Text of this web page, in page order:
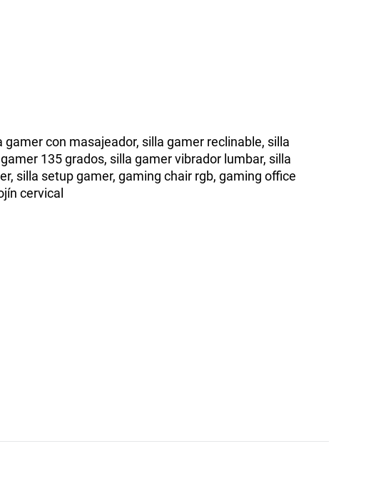
con masajeador, silla gamer reclinable, silla
135 grados, silla gamer vibrador lumbar, silla
silla setup gamer, gaming chair rgb, gaming office
cervical